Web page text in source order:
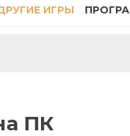
ИГРЫ
ПК